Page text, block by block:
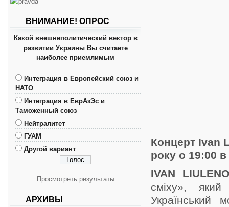
ВНИМАНИЕ! ОПРОС
Какой внешнеполитический вектор в
развитии Украины Вы считаете
наиболее приемлимым
Интеграция в Европейский союз и
НАТО
Интеграция в ЕврАзЭс и
Таможенный союз
Нейтралитет
ГУАМ
Другой вариант
Просмотреть результаты
АРХИВЫ
Концерт Ivan
року о 19:00 в
IVAN
сміху»,
Український